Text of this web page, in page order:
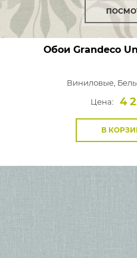
Обои Grandeco
Виниловые,
Цена:
4
В